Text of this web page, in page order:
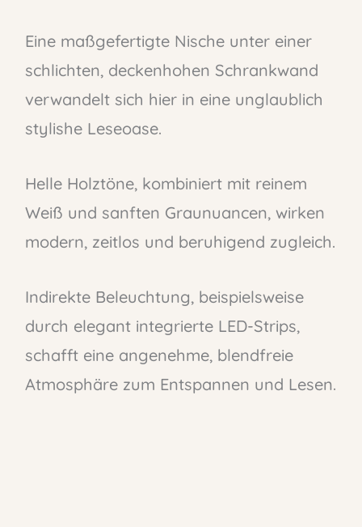
Eine maßgefertigte Nische unter einer
schlichten, deckenhohen Schrankwand
verwandelt sich hier in eine unglaublich
stylishe Leseoase.
Helle Holztöne, kombiniert mit reinem
Weiß und sanften Graunuancen, wirken
modern, zeitlos und beruhigend zugleich.
Indirekte Beleuchtung, beispielsweise
durch elegant integrierte LED-Strips,
schafft eine angenehme, blendfreie
Atmosphäre zum Entspannen und Lesen.